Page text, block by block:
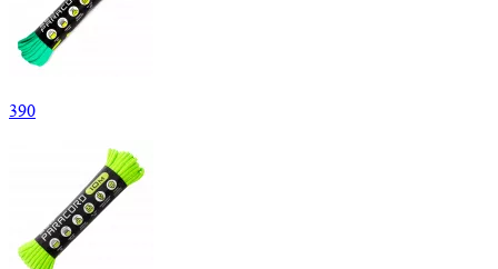
390